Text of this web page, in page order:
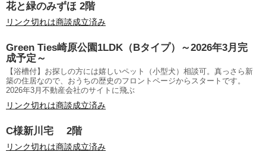
花と緑のみずほ 2階
リンク切れは商談成立済み
Green Ties崎原公園1LDK（Bタイプ）～2026年3月完
成予定～
【浴槽付】お探しの方には嬉しいペット（小型犬）相談可。真っさら新
築の住居なので、おうちの歴史のフロントページからスタートです。
2026年3月不動産会社のサイトに飛ぶ
リンク切れは商談成立済み
C様新川宅 2階
リンク切れは商談成立済み